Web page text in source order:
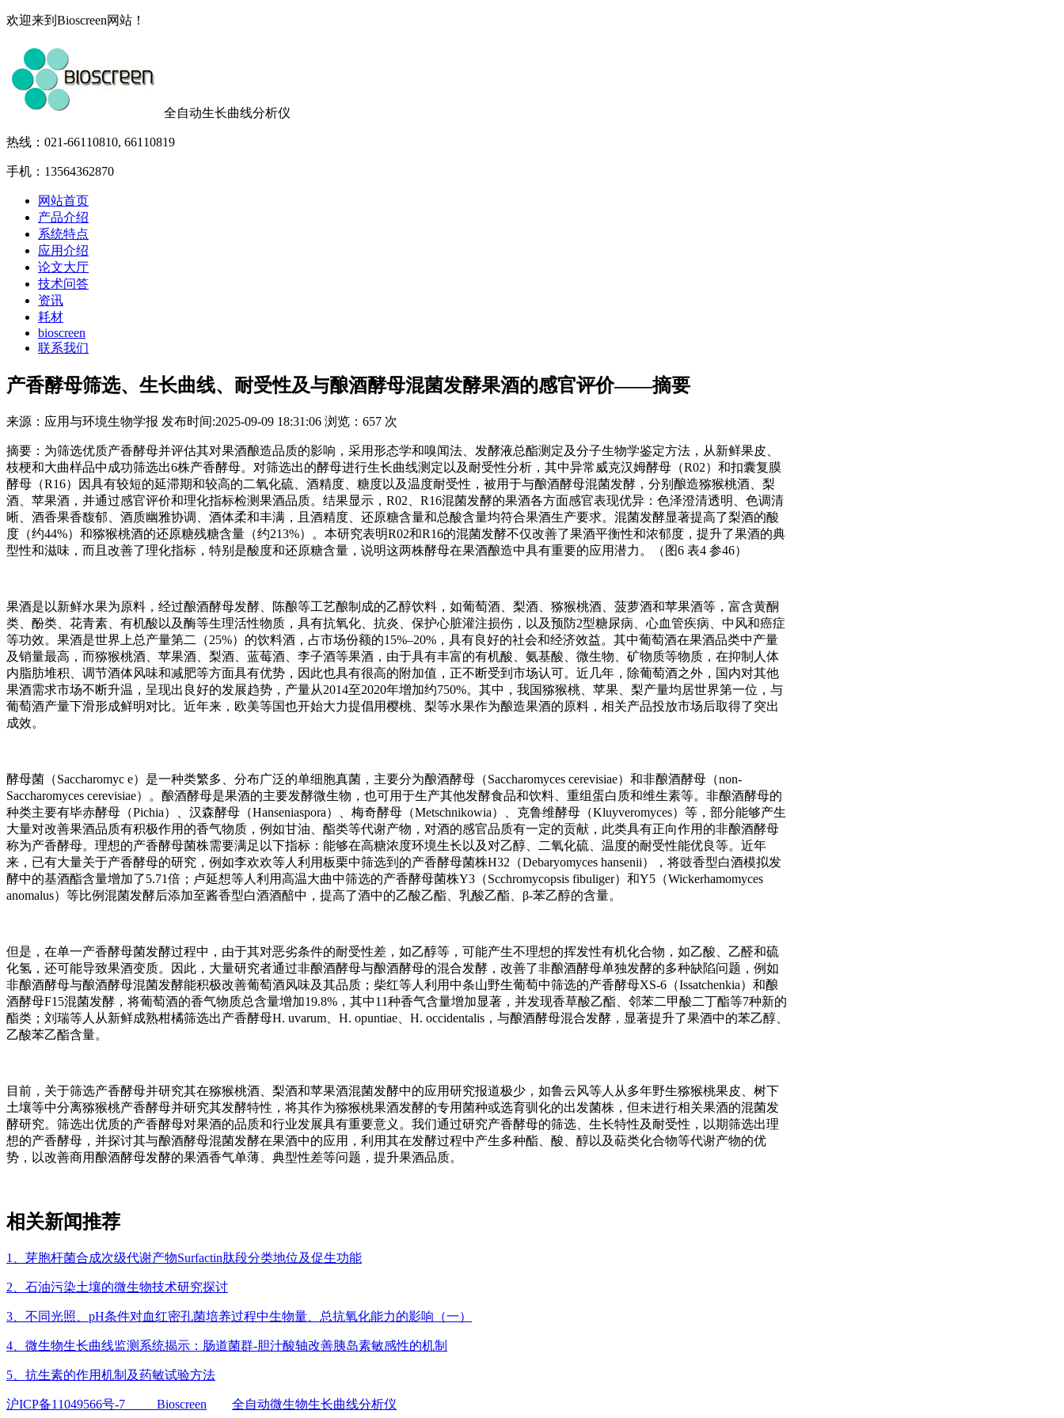
欢迎来到Bioscreen网站！
全自动生长曲线分析仪
热线：021-66110810, 66110819
手机：13564362870
网站首页
产品介绍
系统特点
应用介绍
论文大厅
技术问答
资讯
耗材
bioscreen
联系我们
产香酵母筛选、生长曲线、耐受性及与酿酒酵母混菌发酵果酒的感官评价——摘要
来源： 应用与环境生物学报 发布时间:2025-09-09 18:31:06 浏览： 657 次
摘要：为筛选优质产香酵母并评估其对果酒酿造品质的影响，采用形态学和嗅闻法、发酵液总酯测定及分子生物学鉴定方法，从新鲜果皮、
枝梗和大曲样品中成功筛选出6株产香酵母。对筛选出的酵母进行生长曲线测定以及耐受性分析，其中异常威克汉姆酵母（R02）和扣囊复膜
酵母（R16）因具有较短的延滞期和较高的二氧化硫、酒精度、糖度以及温度耐受性，被用于与酿酒酵母混菌发酵，分别酿造猕猴桃酒、梨
酒、苹果酒，并通过感官评价和理化指标检测果酒品质。结果显示，R02、R16混菌发酵的果酒各方面感官表现优异：色泽澄清透明、色调清
晰、酒香果香馥郁、酒质幽雅协调、酒体柔和丰满，且酒精度、还原糖含量和总酸含量均符合果酒生产要求。混菌发酵显著提高了梨酒的酸
度（约44%）和猕猴桃酒的还原糖残糖含量（约213%）。本研究表明R02和R16的混菌发酵不仅改善了果酒平衡性和浓郁度，提升了果酒的典
型性和滋味，而且改善了理化指标，特别是酸度和还原糖含量，说明这两株酵母在果酒酿造中具有重要的应用潜力。（图6 表4 参46）
果酒是以新鲜水果为原料，经过酿酒酵母发酵、陈酿等工艺酿制成的乙醇饮料，如葡萄酒、梨酒、猕猴桃酒、菠萝酒和苹果酒等，富含黄酮
类、酚类、花青素、有机酸以及酶等生理活性物质，具有抗氧化、抗炎、保护心脏灌注损伤，以及预防2型糖尿病、心血管疾病、中风和癌症
等功效。果酒是世界上总产量第二（25%）的饮料酒，占市场份额的15%–20%，具有良好的社会和经济效益。其中葡萄酒在果酒品类中产量
及销量最高，而猕猴桃酒、苹果酒、梨酒、蓝莓酒、李子酒等果酒，由于具有丰富的有机酸、氨基酸、微生物、矿物质等物质，在抑制人体
内脂肪堆积、调节酒体风味和减肥等方面具有优势，因此也具有很高的附加值，正不断受到市场认可。近几年，除葡萄酒之外，国内对其他
果酒需求市场不断升温，呈现出良好的发展趋势，产量从2014至2020年增加约750%。其中，我国猕猴桃、苹果、梨产量均居世界第一位，与
葡萄酒产量下滑形成鲜明对比。近年来，欧美等国也开始大力提倡用樱桃、梨等水果作为酿造果酒的原料，相关产品投放市场后取得了突出
成效。
酵母菌（Saccharomyc e）是一种类繁多、分布广泛的单细胞真菌，主要分为酿酒酵母（Saccharomyces cerevisiae）和非酿酒酵母（non-
Saccharomyces cerevisiae）。酿酒酵母是果酒的主要发酵微生物，也可用于生产其他发酵食品和饮料、重组蛋白质和维生素等。非酿酒酵母的
种类主要有毕赤酵母（Pichia）、汉森酵母（Hanseniaspora）、梅奇酵母（Metschnikowia）、克鲁维酵母（Kluyveromyces）等，部分能够产生
大量对改善果酒品质有积极作用的香气物质，例如甘油、酯类等代谢产物，对酒的感官品质有一定的贡献，此类具有正向作用的非酿酒酵母
称为产香酵母。理想的产香酵母菌株需要满足以下指标：能够在高糖浓度环境生长以及对乙醇、二氧化硫、温度的耐受性能优良等。近年
来，已有大量关于产香酵母的研究，例如李欢欢等人利用板栗中筛选到的产香酵母菌株H32（Debaryomyces hansenii），将豉香型白酒模拟发
酵中的基酒酯含量增加了5.71倍；卢延想等人利用高温大曲中筛选的产香酵母菌株Y3（Scchromycopsis fibuliger）和Y5（Wickerhamomyces
anomalus）等比例混菌发酵后添加至酱香型白酒酒醅中，提高了酒中的乙酸乙酯、乳酸乙酯、β-苯乙醇的含量。
但是，在单一产香酵母菌发酵过程中，由于其对恶劣条件的耐受性差，如乙醇等，可能产生不理想的挥发性有机化合物，如乙酸、乙醛和硫
化氢，还可能导致果酒变质。因此，大量研究者通过非酿酒酵母与酿酒酵母的混合发酵，改善了非酿酒酵母单独发酵的多种缺陷问题，例如
非酿酒酵母与酿酒酵母混菌发酵能积极改善葡萄酒风味及其品质；柴红等人利用中条山野生葡萄中筛选的产香酵母XS-6（Issatchenkia）和酿
酒酵母F15混菌发酵，将葡萄酒的香气物质总含量增加19.8%，其中11种香气含量增加显著，并发现香草酸乙酯、邻苯二甲酸二丁酯等7种新的
酯类；刘瑞等人从新鲜成熟柑橘筛选出产香酵母H. uvarum、H. opuntiae、H. occidentalis，与酿酒酵母混合发酵，显著提升了果酒中的苯乙醇、
乙酸苯乙酯含量。
目前，关于筛选产香酵母并研究其在猕猴桃酒、梨酒和苹果酒混菌发酵中的应用研究报道极少，如鲁云风等人从多年野生猕猴桃果皮、树下
土壤等中分离猕猴桃产香酵母并研究其发酵特性，将其作为猕猴桃果酒发酵的专用菌种或选育驯化的出发菌株，但未进行相关果酒的混菌发
酵研究。筛选出优质的产香酵母对果酒的品质和行业发展具有重要意义。我们通过研究产香酵母的筛选、生长特性及耐受性，以期筛选出理
想的产香酵母，并探讨其与酿酒酵母混菌发酵在果酒中的应用，利用其在发酵过程中产生多种酯、酸、醇以及萜类化合物等代谢产物的优
势，以改善商用酿酒酵母发酵的果酒香气单薄、典型性差等问题，提升果酒品质。
相关新闻推荐
1、芽胞杆菌合成次级代谢产物Surfactin肽段分类地位及促生功能
2、石油污染土壤的微生物技术研究探讨
3、不同光照、pH条件对血红密孔菌培养过程中生物量、总抗氧化能力的影响（一）
4、微生物生长曲线监测系统揭示：肠道菌群-胆汁酸轴改善胰岛素敏感性的机制
5、抗生素的作用机制及药敏试验方法
沪ICP备11049566号-7 Bioscreen 全自动微生物生长曲线分析仪